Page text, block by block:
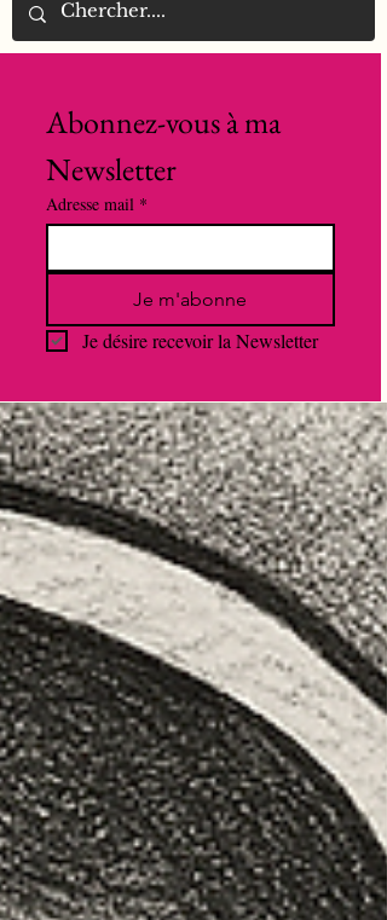
Abonnez-vous à ma
Newsletter
Adresse mail *
Je m'abonne
Je désire recevoir la Newsletter